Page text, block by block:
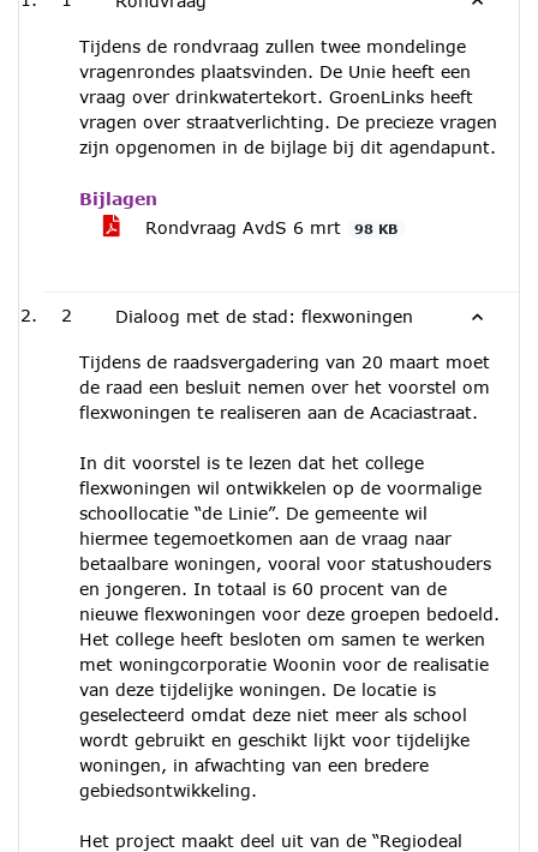
Tijdens de rondvraag zullen twee mondelinge
vragenrondes plaatsvinden. De Unie heeft een
vraag over drinkwatertekort. GroenLinks heeft
vragen over straatverlichting. De precieze vragen
zijn opgenomen in de bijlage bij dit agendapunt.
Bijlagen
Rondvraag AvdS 6 mrt
98 KB
2 Dialoog met de stad: flexwoningen
Tijdens de raadsvergadering van 20 maart moet
de raad een besluit nemen over het voorstel om
flexwoningen te realiseren aan de Acaciastraat.
In dit voorstel is te lezen dat het college
flexwoningen wil ontwikkelen op de voormalige
schoollocatie “de Linie”. De gemeente wil
hiermee tegemoetkomen aan de vraag naar
betaalbare woningen, vooral voor statushouders
en jongeren. In totaal is 60 procent van de
nieuwe flexwoningen voor deze groepen bedoeld.
Het college heeft besloten om samen te werken
met woningcorporatie Woonin voor de realisatie
van deze tijdelijke woningen. De locatie is
geselecteerd omdat deze niet meer als school
wordt gebruikt en geschikt lijkt voor tijdelijke
woningen, in afwachting van een bredere
gebiedsontwikkeling.
Het project maakt deel uit van de “Regiodeal